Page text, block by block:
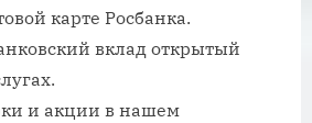
карте Росбанка.
вклад открытый
и акции в нашем